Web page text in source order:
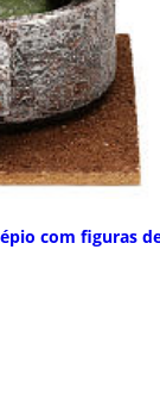
com figuras